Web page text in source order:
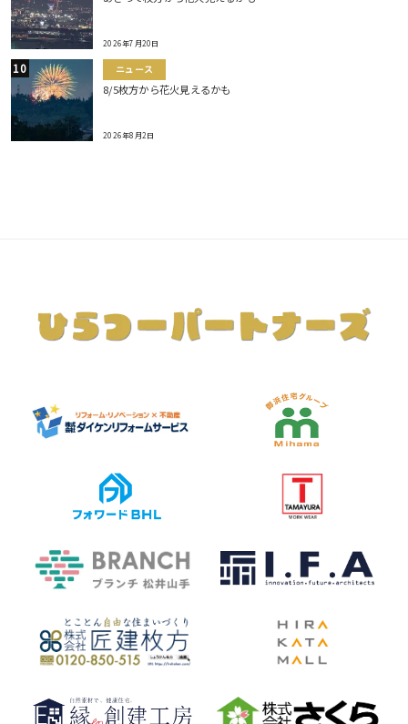
2026年7月20日
ニュース
8/5枚方から花火見えるかも
2026年8月2日